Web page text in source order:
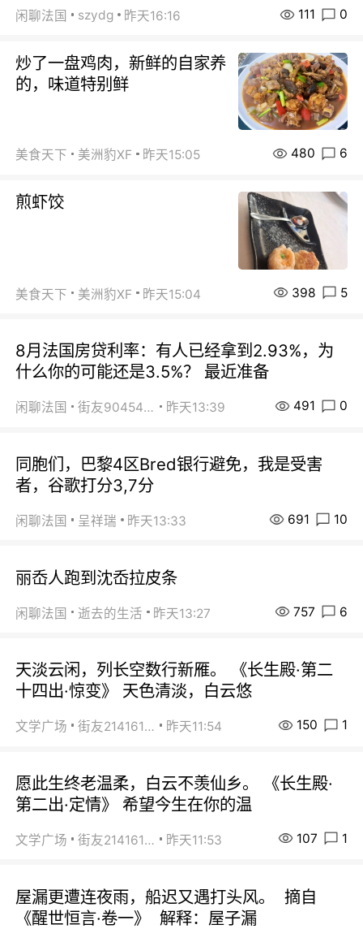
闲聊法国 szydg 昨天16:16 111 0
炒了一盘鸡肉，新鲜的自家养
的，味道特别鲜
美食天下 美洲豹XF 昨天15:05 480 6
煎虾饺
美食天下 美洲豹XF 昨天15:04 398 5
8月法国房贷利率：有人已经拿到2.93%，为
什么你的可能还是3.5%？ 最近准备
闲聊法国 街友90454511 昨天13:39 491 0
同胞们，巴黎4区Bred银行避免，我是受害
者，谷歌打分3,7分
闲聊法国 呈祥瑞 昨天13:33 691 10
丽岙人跑到沈岙拉皮条
闲聊法国 逝去的生活 昨天13:27 757 6
天淡云闲，列长空数行新雁。 《长生殿·第二
十四出·惊变》 天色清淡，白云悠
文学广场 街友21416156 昨天11:54 150 1
愿此生终老温柔，白云不羡仙乡。 《长生殿·
第二出·定情》 希望今生在你的温
文学广场 街友21416156 昨天11:53 107 1
屋漏更遭连夜雨，船迟又遇打头风。 摘自
《醒世恒言·卷一》 解释：屋子漏